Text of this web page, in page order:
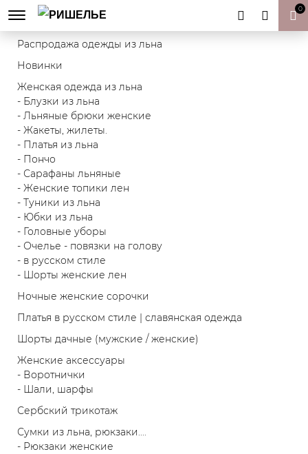
0
Товары к Пасхе | Пасхальный декор
Распродажа одежды из льна
Новинки
Женская одежда из льна
- Блузки из льна
- Льняные брюки женские
- Жакеты, жилеты.
- Платья из льна
- Пончо
- Сарафаны льняные
- Женские топики лен
- Туники из льна
- Юбки из льна
- Головные уборы
- Очелье - повязки на голову
- в русском стиле
- Шорты женские лен
Ночные женские сорочки
Платья в русском стиле | славянская одежда
Шорты дачные (мужские / женские)
Женские аксессуары
- Воротнички
- Шали, шарфы
Сербский трикотаж
Сумки из льна, рюкзаки....
- Рюкзаки женские